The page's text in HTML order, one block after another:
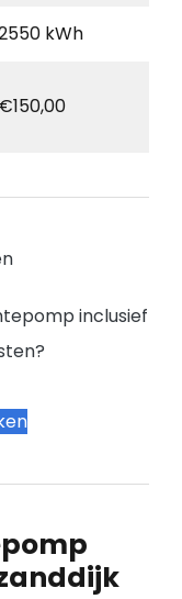
kWh
€150,00
inclusief